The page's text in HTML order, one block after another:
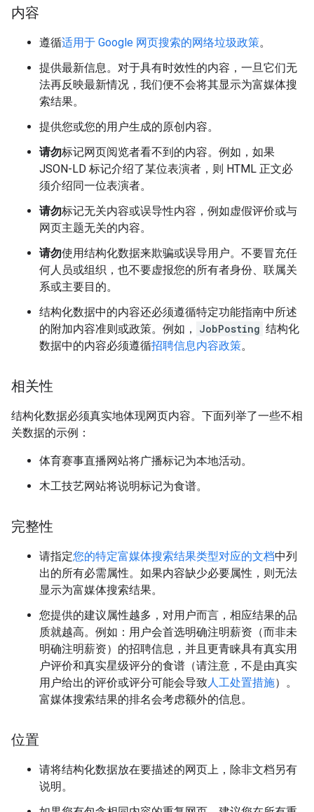
内容
遵循适用于 Google 网页搜索的网络垃圾政策。
提供最新信息。对于具有时效性的内容，一旦它们无
法再反映最新情况，我们便不会将其显示为富媒体搜
索结果。
提供您或您的用户生成的原创内容。
请勿标记网页阅览者看不到的内容。例如，如果
JSON-LD 标记介绍了某位表演者，则 HTML 正文必
须介绍同一位表演者。
请勿标记无关内容或误导性内容，例如虚假评价或与
网页主题无关的内容。
请勿使用结构化数据来欺骗或误导用户。不要冒充任
何人员或组织，也不要虚报您的所有者身份、联属关
系或主要目的。
结构化数据中的内容还必须遵循特定功能指南中所述
的附加内容准则或政策。例如，
JobPosting 结构化
数据中的内容必须遵循招聘信息内容政策。
相关性
结构化数据必须真实地体现网页内容。下面列举了一些不相
关数据的示例：
体育赛事直播网站将广播标记为本地活动。
木工技艺网站将说明标记为食谱。
完整性
请指定您的特定富媒体搜索结果类型对应的文档中列
出的所有必需属性。如果内容缺少必要属性，则无法
显示为富媒体搜索结果。
您提供的建议属性越多，对用户而言，相应结果的品
质就越高。例如：用户会首选明确注明薪资（而非未
明确注明薪资）的招聘信息，并且更青睐具有真实用
户评价和真实星级评分的食谱（请注意，不是由真实
用户给出的评价或评分可能会导致人工处置措施）。
富媒体搜索结果的排名会考虑额外的信息。
位置
请将结构化数据放在要描述的网页上，除非文档另有
说明。